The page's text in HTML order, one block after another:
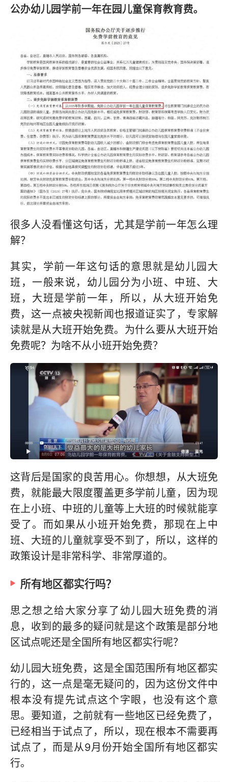
公办幼儿园学前一年在园儿童保育教育费。
很多人没看懂这句话，尤其是学前一年怎么理
解？
其实，学前一年这句话的意思就是幼儿园大
班，一般来说，幼儿园分为小班、中班、大
班，大班是学前一年，所以，从大班开始免
费，这一点被央视新闻也报道证实了，专家解
读就是从大班开始免费。为什么要从大班开始
免费呢？为啥不从小班开始免费？
这背后是国家的良苦用心。你想想，从大班免
费，就能最大限度覆盖更多学前儿童，因为现
在上小班、中班的儿童等上大班的时候就能享
受了。而如果从小班开始免费，那现在上中
班、大班的儿童就享受不到了，所以，这样的
政策设计是非常科学、非常厚道的。
所有地区都实行吗？
思之想之给大家分享了幼儿园大班免费的消
息，收到的最多的疑问就是这个政策是部分地
区试点呢还是全国所有地区都实行呢？
幼儿园大班免费，这是全国范围所有地区都实
行的，这一点是毫无疑问的，因为这份文件中
根本没有提先试点这个字眼，也没有这个意
思。要知道，之前就有一些地区已经免费了，
已经相当于试点了，所以，现在根本不需要再
试点了，而是从9月份开始全国所有地区都实
行。